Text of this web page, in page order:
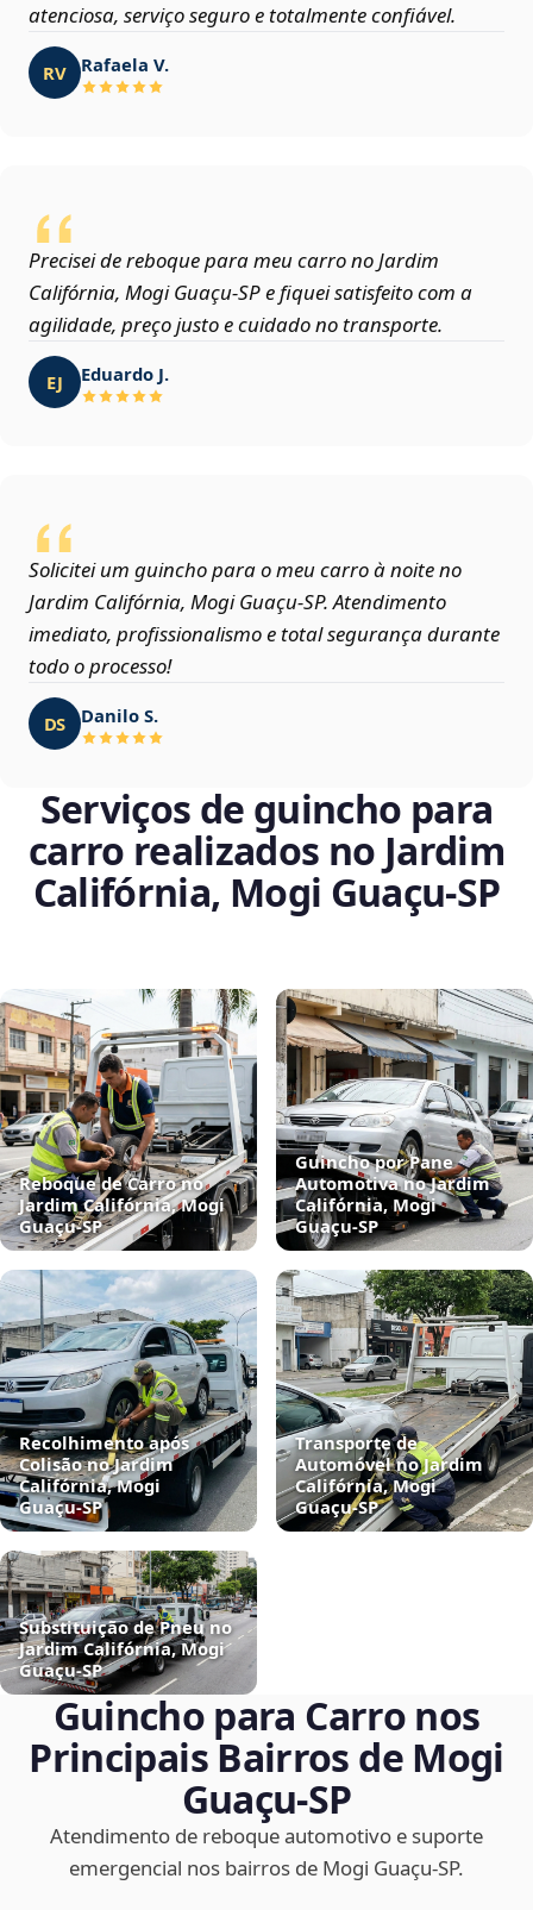
atenciosa, serviço seguro e totalmente confiável.
RV Rafaela V.
Precisei de reboque para meu carro no Jardim
Califórnia, Mogi Guaçu‑SP e fiquei satisfeito com a
agilidade, preço justo e cuidado no transporte.
EJ Eduardo J.
Solicitei um guincho para o meu carro à noite no
Jardim Califórnia, Mogi Guaçu‑SP. Atendimento
imediato, profissionalismo e total segurança durante
todo o processo!
DS Danilo S.
Serviços de guincho para
carro realizados no Jardim
Califórnia, Mogi Guaçu‑SP
Reboque de Carro no
Jardim Califórnia, Mogi
Guaçu‑SP
Guincho por Pane
Automotiva no Jardim
Califórnia, Mogi
Guaçu‑SP
Recolhimento após
Colisão no Jardim
Califórnia, Mogi
Guaçu‑SP
Transporte de
Automóvel no Jardim
Califórnia, Mogi
Guaçu‑SP
Substituição de Pneu no
Jardim Califórnia, Mogi
Guaçu‑SP
Guincho para Carro nos
Principais Bairros de Mogi
Guaçu‑SP
Atendimento de reboque automotivo e suporte
emergencial nos bairros de Mogi Guaçu‑SP.